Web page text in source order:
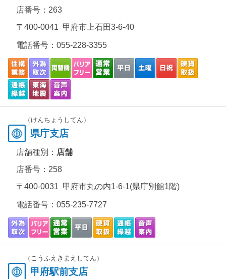
店番号：263
〒400-0041 甲府市上石田3-6-40
電話番号： 055-228-3355
（けんちょうしてん）
県庁支店
店舗種別： 店舗
店番号：258
〒400-0031 甲府市丸の内1-6-1(県庁別館1階)
電話番号： 055-235-7727
（こうふえきまえしてん）
甲府駅前支店